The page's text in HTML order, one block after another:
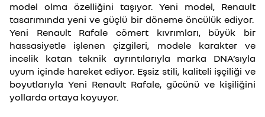
model olma özelliğini taşıyor. Yeni model, Renault
tasarımında yeni ve güçlü bir döneme öncülük ediyor.
Yeni Renault Rafale cömert kıvrımları, büyük bir
hassasiyetle işlenen çizgileri, modele karakter ve
incelik katan teknik ayrıntılarıyla marka DNA’sıyla
uyum içinde hareket ediyor. Eşsiz stili, kaliteli işçiliği ve
boyutlarıyla Yeni Renault Rafale, gücünü ve kişiliğini
yollarda ortaya koyuyor.